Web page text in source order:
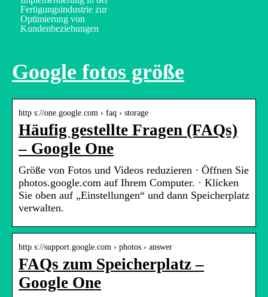
Fertigungsindustrie zur
Optimierung von
Kundenbeziehungen
Google fotos größe
http s://one.google.com › faq › storage
Häufig gestellte Fragen (FAQs)
– Google One
Größe von Fotos und Videos reduzieren · Öffnen Sie
photos.google.com auf Ihrem Computer. · Klicken
Sie oben auf „Einstellungen“ und dann Speicherplatz
verwalten.
http s://support.google.com › photos › answer
FAQs zum Speicherplatz –
Google One